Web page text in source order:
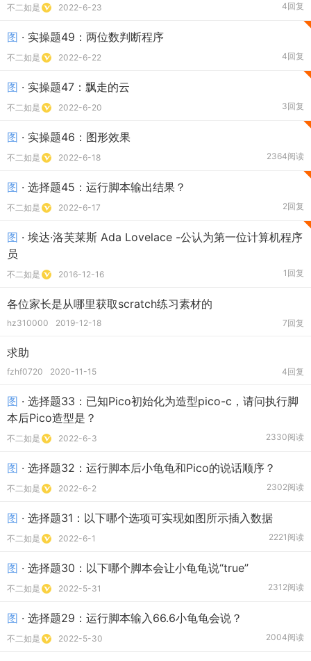
不二如是 2022-6-23 4回复
图 · 实操题49：两位数判断程序
不二如是 2022-6-22 4回复
图 · 实操题47：飘走的云
不二如是 2022-6-20 3回复
图 · 实操题46：图形效果
不二如是 2022-6-18 2364阅读
图 · 选择题45：运行脚本输出结果？
不二如是 2022-6-17 2回复
图 · 埃达·洛芙莱斯 Ada Lovelace -公认为第一位计算机程序
员
不二如是 2016-12-16 1回复
各位家长是从哪里获取scratch练习素材的
hz310000 2019-12-18 7回复
求助
fzhf0720 2020-11-15 4回复
图 · 选择题33：已知Pico初始化为造型pico-c，请问执行脚
本后Pico造型是？
不二如是 2022-6-3 2330阅读
图 · 选择题32：运行脚本后小龟龟和Pico的说话顺序？
不二如是 2022-6-2 2302阅读
图 · 选择题31：以下哪个选项可实现如图所示插入数据
不二如是 2022-6-1 2221阅读
图 · 选择题30：以下哪个脚本会让小龟龟说“true”
不二如是 2022-5-31 2312阅读
图 · 选择题29：运行脚本输入66.6小龟龟会说？
不二如是 2022-5-30 2004阅读